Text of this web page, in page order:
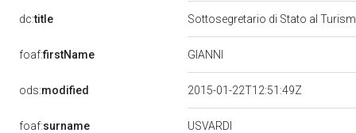
dc:title Sottosegretario di Stato al
foaf:firstName GIANNI
ods:modified 2015-01-22T12:51:49Z
foaf:surname USVARDI